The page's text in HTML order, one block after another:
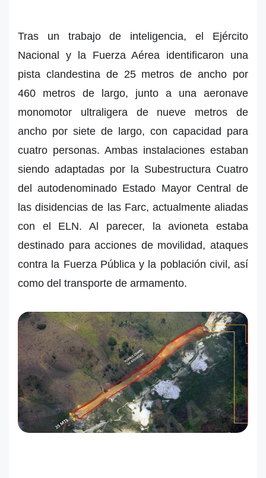
Tras un trabajo de inteligencia, el Ejército
Nacional y la Fuerza Aérea identificaron una
pista clandestina de 25 metros de ancho por
460 metros de largo, junto a una aeronave
monomotor ultraligera de nueve metros de
ancho por siete de largo, con capacidad para
cuatro personas. Ambas instalaciones estaban
siendo adaptadas por la Subestructura Cuatro
del autodenominado Estado Mayor Central de
las disidencias de las Farc, actualmente aliadas
con el ELN. Al parecer, la avioneta estaba
destinado para acciones de movilidad, ataques
contra la Fuerza Pública y la población civil, así
como del transporte de armamento.